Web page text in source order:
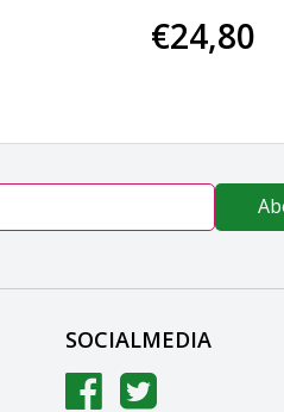
€24,80
SOCIALMEDIA